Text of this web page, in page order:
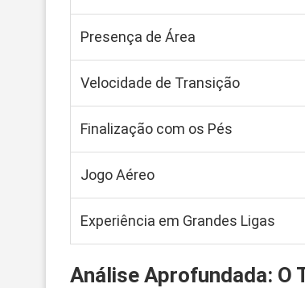
Presença de Área
Velocidade de Transição
Finalização com os Pés
Jogo Aéreo
Experiência em Grandes Ligas
Análise Aprofundada: O